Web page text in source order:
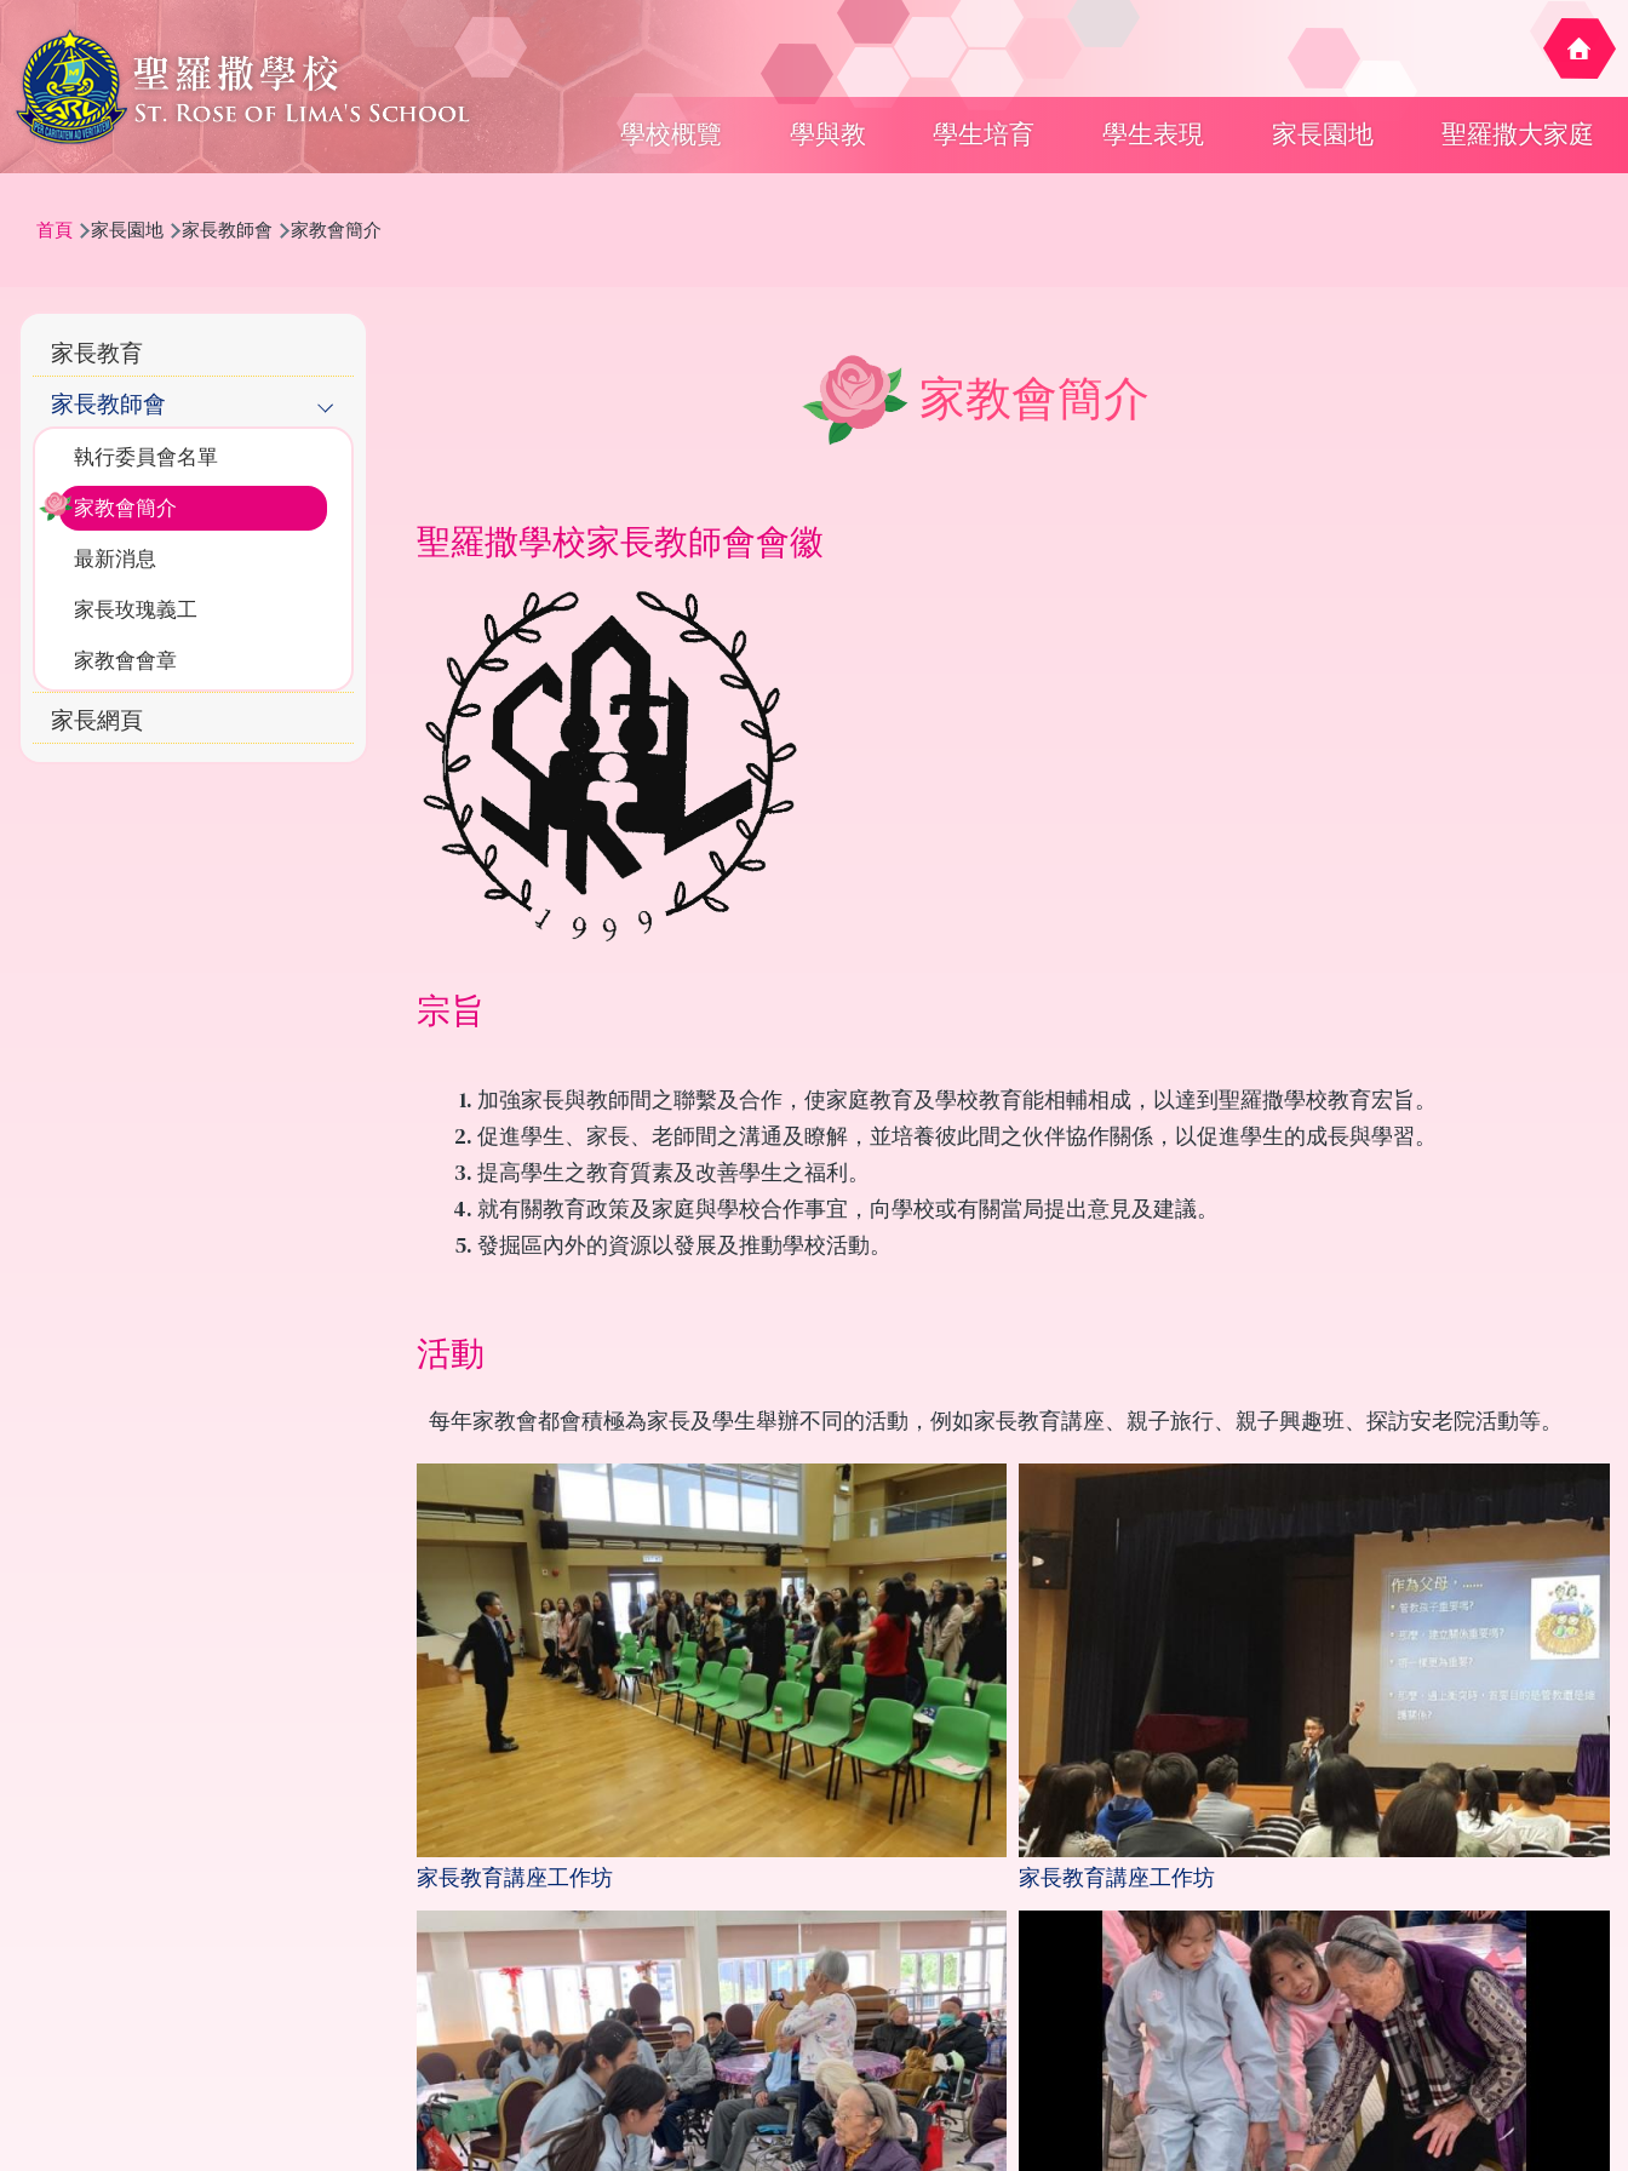
移至主內容
Main
navigation
學校概覽 學與教 學生培育 學生表現 家長園地 聖羅撒大家庭
航
結
首頁 家長園地 家長教師會 家教會簡介
家教會簡介
聖羅撒學校家長教師會會徽
宗旨
加強家長與教師間之聯繫及合作，使家庭教育及學校教育能相輔相成，以達到聖羅撒學校教育宏旨。
促進學生、家長、老師間之溝通及瞭解，並培養彼此間之伙伴協作關係，以促進學生的成長與學習。
提高學生之教育質素及改善學生之福利。
就有關教育政策及家庭與學校合作事宜，向學校或有關當局提出意見及建議。
發掘區內外的資源以發展及推動學校活動。
活動
每年家教會都會積極為家長及學生舉辦不同的活動，例如家長教育講座、親子旅行、親子興趣班、探訪安老院活動等。
家長教育講座工作坊 家長教育講座工作坊
Main
navigation
家長教育
家長教師會
執行委員會名單
家教會簡介
最新消息
家長玫瑰義工
家教會會章
家長網頁